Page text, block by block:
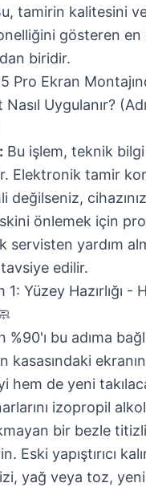
tamirin kalitesini
gösteren en
biridir.
Pro Ekran
Nasıl Uygulanır?
Bu işlem, teknik
Elektronik tamir
değilseniz,
önlemek için
servisten yardım
edilir.
1: Yüzey Hazırlığı -
%90'ı bu adıma
kasasındaki
hem de yeni
izopropil
bir bezle
Eski yapıştırıcı
yağ veya toz, yeni